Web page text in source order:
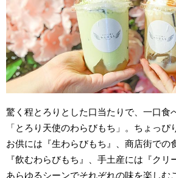
驚く程とろりとした口当たりで、一口食
「とろり天使のわらびもち」。ちょっ
お供には『生わらびもち』、商店街での
『飲むわらびもち』、手土産には『クリ
あらゆるシーンでそれぞれの味を楽しむ